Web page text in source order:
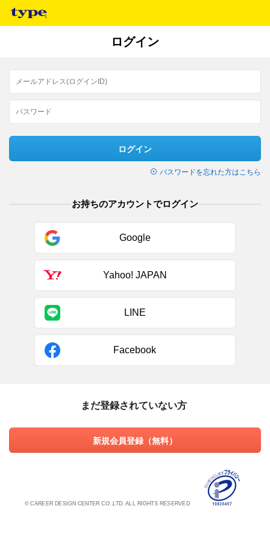
ログイン
ログイン
パスワードを忘れた方はこちら
お持ちのアカウントでログイン
Google
Yahoo! JAPAN
LINE
Facebook
まだ登録されていない方
新規会員登録（無料）
© CAREER DESIGN CENTER CO.,LTD. ALL RIGHTS RESERVED